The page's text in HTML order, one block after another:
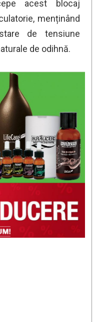
acest blocaj
menținând
de tensiune
de odihnă.